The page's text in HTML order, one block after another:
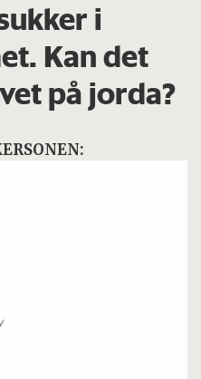
i
Kan det
på jorda?